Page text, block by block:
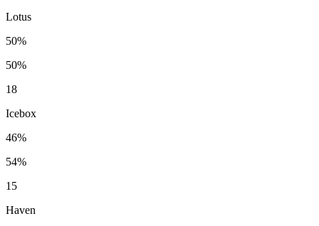
Lotus
50%
50%
18
Icebox
46%
54%
15
Haven